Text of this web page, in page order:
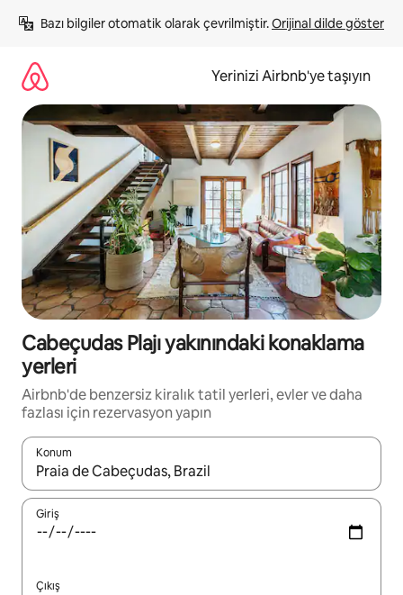
atla
Bazı bilgiler otomatik olarak çevrilmiştir. Orijinal dilde göster
Yerinizi Airbnb'ye taşıyın
Cabeçudas Plajı yakınındaki konaklama
yerleri
Airbnb'de benzersiz kiralık tatil yerleri, evler ve daha
fazlası için rezervasyon yapın
Konum
Sonuçlar kullanılabilir olduğunda yukarı ve aşağı oklarıyla
Giriş
Çıkış